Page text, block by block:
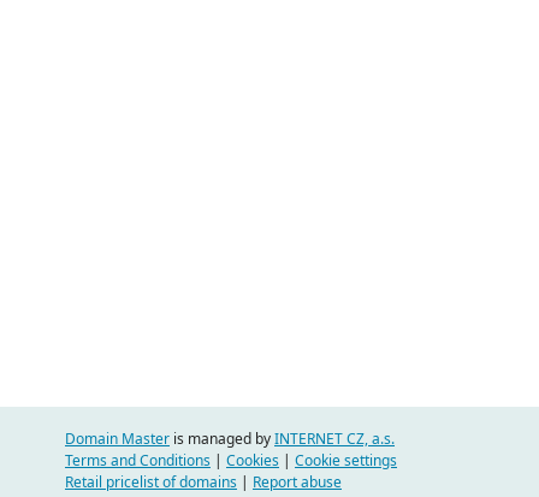
Domain Master is managed byINTERNET CZ, a.s.
Terms and Conditions | Cookies | Cookie settings
Retail pricelist of domains | Report abuse